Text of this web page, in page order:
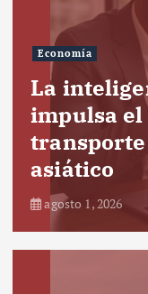
Economía
La
impulsa
transporte
asiático
agosto 1, 2026